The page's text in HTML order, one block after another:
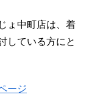
ょ中町店は、着
している方にと
ージ